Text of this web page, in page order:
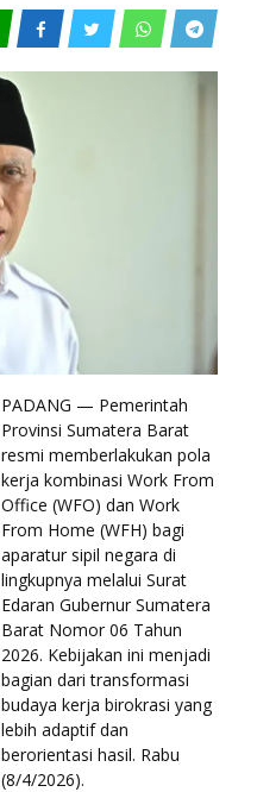
PADANG — Pemerintah
Provinsi Sumatera Barat
resmi memberlakukan pola
kerja kombinasi Work From
Office (WFO) dan Work
From Home (WFH) bagi
aparatur sipil negara di
lingkupnya melalui Surat
Edaran Gubernur Sumatera
Barat Nomor 06 Tahun
2026. Kebijakan ini menjadi
bagian dari transformasi
budaya kerja birokrasi yang
lebih adaptif dan
berorientasi hasil. Rabu
(8/4/2026).